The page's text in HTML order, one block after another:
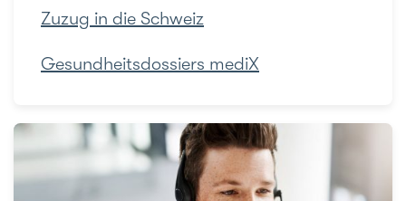
Zuzug in die Schweiz
Gesundheitsdossiers mediX